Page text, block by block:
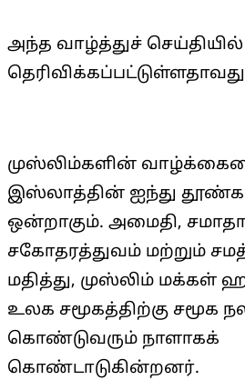
அந்த வாழ்த்துச்
முஸ்லிம்களின்
இஸ்லாத்தின் ஐந்து
ஒன்றாகும். அமைதி,
சகோதரத்துவம் மற்றும்
மதித்து, முஸ்லிம் மக்கள்
உலக சமூகத்திற்கு சமூக
கொண்டுவரும் நாளாகக்
கொண்டாடுகின்றனர்.